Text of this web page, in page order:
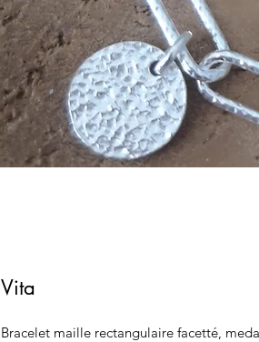
Vita
Bracelet maille rectangulaire facetté,